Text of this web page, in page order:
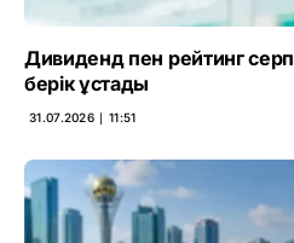
Дивиденд пен рейтинг
берік ұстады
31.07.2026 ∣ 11:51